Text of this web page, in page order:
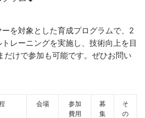
を対象とした育成プログラムで、2
レーニングを実施し、技術向上を目
だけで参加も可能です。ぜひお問い
会場
参加
費用
募
集
そ
の